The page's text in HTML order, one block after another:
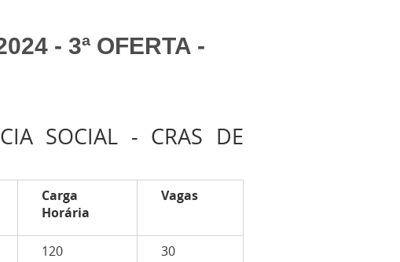
- 3ª OFERTA -
SOCIAL - CRAS DE
Carga
Horária
Vagas
120 30